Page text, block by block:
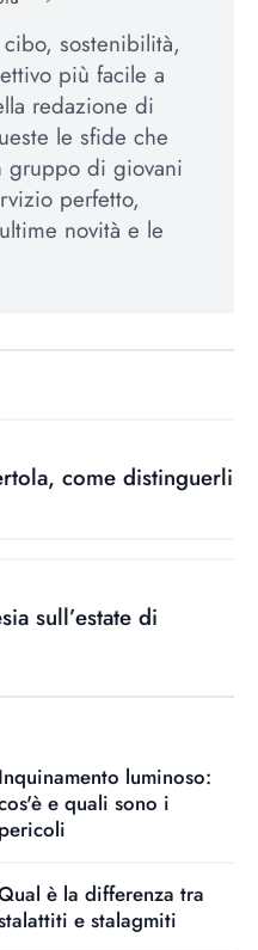
sostenibilità,
più facile a
redazione di
le sfide che
gruppo di giovani
perfetto,
novità e le
come distinguerli
sull’estate di
Inquinamento luminoso:
e quali sono i
pericoli
è la differenza tra
e stalagmiti